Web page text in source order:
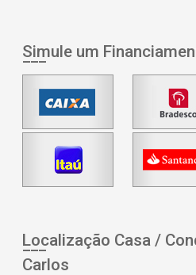
Simule um
Localização Casa /
Carlos